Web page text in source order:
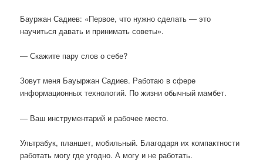
Бауржан Садиев: «Первое, что нужно сделать — это
научиться давать и принимать советы».
— Скажите пару слов о себе?
Зовут меня Бауыржан Садиев. Работаю в сфере
информационных технологий. По жизни обычный мамбет.
— Ваш инструментарий и рабочее место.
Ультрабук, планшет, мобильный. Благодаря их компактности
работать могу где угодно. А могу и не работать.